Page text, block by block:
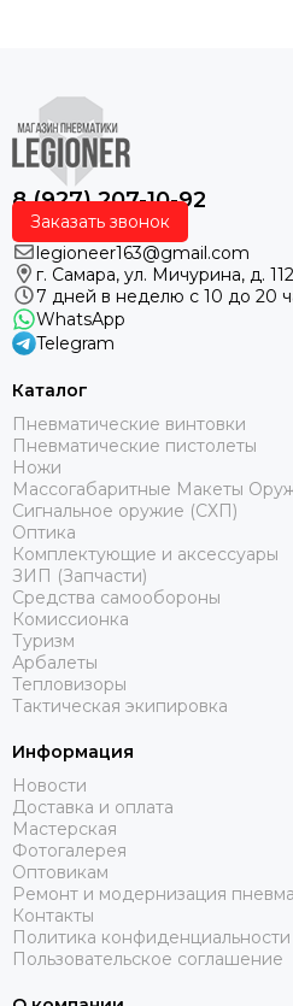
8 (927) 207-10-92
Заказать звонок
legioneer163@gmail.com
г. Самара, ул. Мичурина, д. 112
7 дней в неделю с 10 до 20
WhatsApp
Telegram
Каталог
Пневматические винтовки
Пневматические пистолеты
Ножи
Массогабаритные Макеты
Сигнальное оружие (СХП)
Оптика
Комплектующие и аксессуары
ЗИП (Запчасти)
Средства самообороны
Комиссионка
Туризм
Арбалеты
Тепловизоры
Тактическая экипировка
Информация
Новости
Доставка и оплата
Мастерская
Фотогалерея
Оптовикам
Ремонт и модернизация
Контакты
Политика
Пользовательское соглашение